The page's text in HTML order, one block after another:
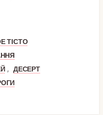
ТІСТО
,
ДЕСЕРТ